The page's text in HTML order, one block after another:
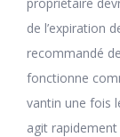
de l’expiration
recommandé
fonctionne
vantin une fois
agit